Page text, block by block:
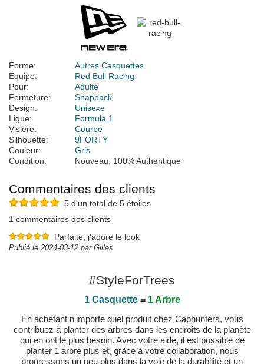
Forme:
Autres Casquettes
Équipe:
Red Bull Racing
Pour:
Adulte
Fermeture:
Snapback
Design:
Unisexe
Ligue:
Formula 1
Visière:
Courbe
Silhouette:
9FORTY
Couleur:
Gris
Condition:
Nouveau; 100% Authentique
Commentaires des clients
5 d'un total de 5 étoiles
1 commentaires des clients
Parfaite, j'adore le look
Publié le 2024-03-12 par Gilles
#StyleForTrees
1 Casquette= 1 Arbre
En achetant n'importe quel produit chez Caphunters, vous
contribuez à planter des arbres dans les endroits de la planète
qui en ont le plus besoin. Avec votre aide, il est possible de
planter 1 arbre plus et, grâce à votre collaboration, nous
progressons un peu plus dans la voie de la durabilité et un